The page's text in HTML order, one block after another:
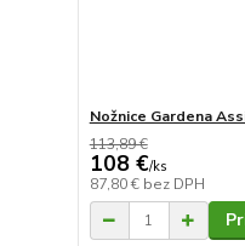
Nožnice Gardena
113,89 €
108 €/ks
87,80 € bez DPH